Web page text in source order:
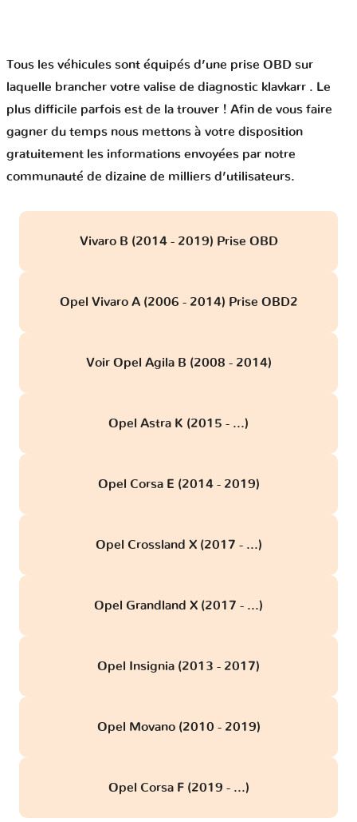
Tous les véhicules sont équipés d’une prise OBD sur
laquelle brancher votre valise de diagnostic klavkarr . Le
plus difficile parfois est de la trouver ! Afin de vous faire
gagner du temps nous mettons à votre disposition
gratuitement les informations envoyées par notre
communauté de dizaine de milliers d’utilisateurs.
Vivaro B (2014 - 2019) Prise OBD
Opel Vivaro A (2006 - 2014) Prise OBD2
Voir Opel Agila B (2008 - 2014)
Opel Astra K (2015 - ...)
Opel Corsa E (2014 - 2019)
Opel Crossland X (2017 - ...)
Opel Grandland X (2017 - ...)
Opel Insignia (2013 - 2017)
Opel Movano (2010 - 2019)
Opel Corsa F (2019 - ...)